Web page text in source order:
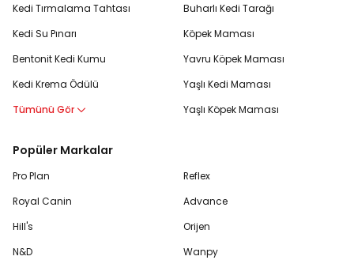
Kedi Tırmalama Tahtası
Kedi Su Pınarı
Bentonit Kedi Kumu
Kedi Krema Ödülü
Tümünü Gör
Buharlı Kedi Tarağı
Köpek Maması
Yavru Köpek Maması
Yaşlı Kedi Maması
Yaşlı Köpek Maması
Popüler Markalar
Pro Plan
Royal Canin
Hill's
N&D
Reflex
Advance
Orijen
Wanpy